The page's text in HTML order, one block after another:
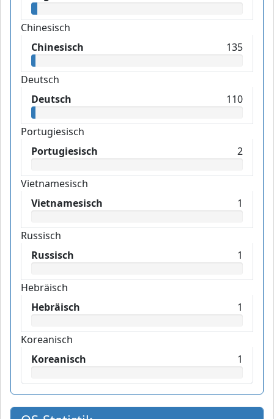
Chinesisch
Chinesisch
135
Deutsch
Deutsch
110
Portugiesisch
Portugiesisch
2
Vietnamesisch
Vietnamesisch
1
Russisch
Russisch
1
Hebräisch
Hebräisch
1
Koreanisch
Koreanisch
1